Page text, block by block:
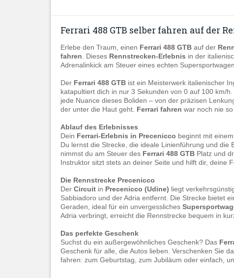
Ferrari 488 GTB selber fahren auf der
Erlebe den Traum, einen Ferrari 488 GTB auf der
fahren . Dieses Rennstrecken-Erlebnis in der
Adrenalinkick am Steuer eines echten
Der Ferrari 488 GTB ist ein Meisterwerk italienischer
katapultiert dich in nur 3 Sekunden von 0 auf 100 km/
jede Nuance dieses Boliden – von der präzisen
der unter die Haut geht. Ferrari fahren war noch nie so
Ablauf des Erlebnisses
Dein Ferrari-Erlebnis in Precenicco beginnt mit
Du lernst die Strecke, die ideale Linienführung und
nimmst du am Steuer des Ferrari 488 GTB Platz und
Instruktor sitzt stets an deiner Seite und hilft dir, deine
Die Rennstrecke Precenicco
Der Circuit in Precenicco (Udine) liegt
Sabbiadoro und der Adria entfernt. Die Strecke bietet
Geraden, ideal für ein unvergessliches
Adria verbringt, erreicht die Rennstrecke bequem in
Das perfekte Geschenk
Suchst du ein außergewöhnliches Geschenk? Das
Geschenk für alle, die Autos lieben. Verschenken Sie
fahren: zum Geburtstag, zum Jubiläum oder einfach,